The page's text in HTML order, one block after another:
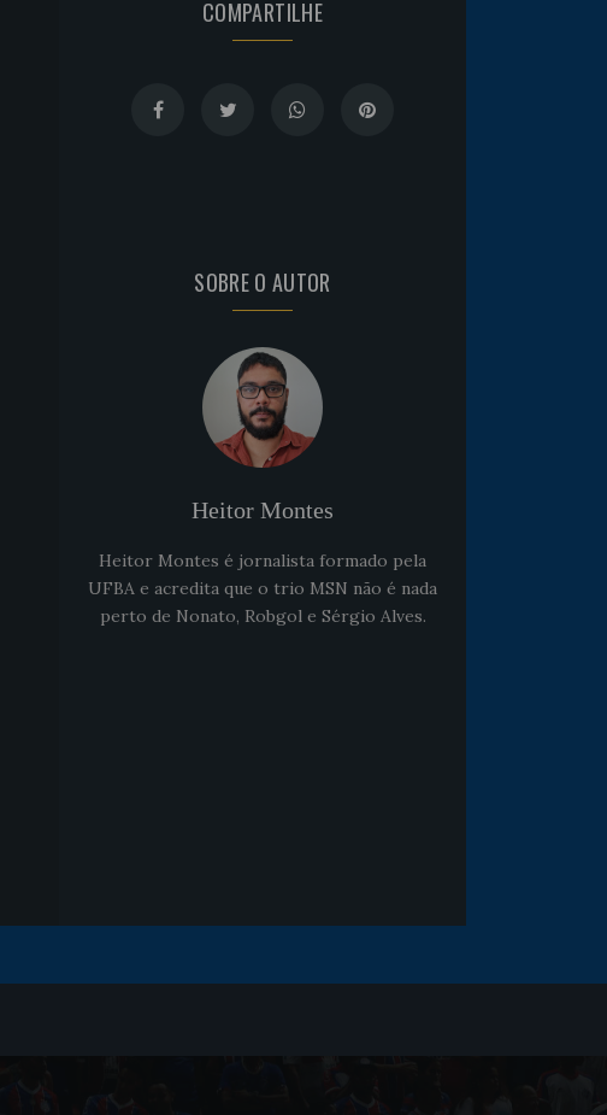
Noticiashá 5 anos
Goleiro Douglas Friedrich
COMPARTILHE
SOBRE O AUTOR
Heitor Montes
Heitor Montes é jornalista formado pela
UFBA e acredita que o trio MSN não é nada
perto de Nonato, Robgol e Sérgio Alves.